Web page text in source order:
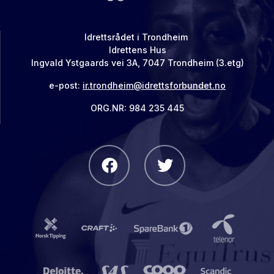
Idrettsrådet i Trondheim
Idrettens Hus
Ingvald Ystgaards vei 3A, 7047 Trondheim (3.etg)
e-post: ir.trondheim@idrettsforbundet.no
ORG.NR: 984 235 445